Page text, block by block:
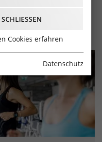
Cookies erfahren
Datenschutz